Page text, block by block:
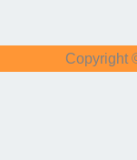
Copyright